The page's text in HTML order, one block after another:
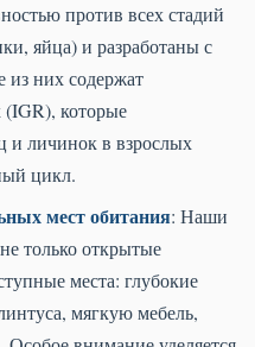
против всех стадий
яйца) и разработаны с
них содержат
(IGR), которые
и личинок в взрослых
цикл.
мест обитания: Наши
только открытые
места: глубокие
мягкую мебель,